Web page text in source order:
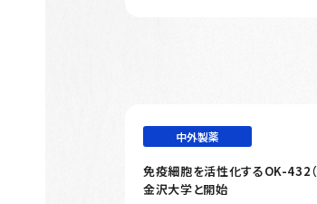
中外製薬
免疫細胞を活性化するOK-432（
金沢大学と開始